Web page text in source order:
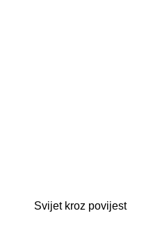
Svijet kroz povijest